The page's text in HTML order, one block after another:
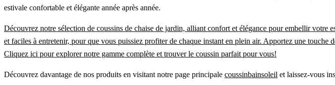
estivale confortable et élégante année après année.
Découvrez notre sélection de coussins de chaise de jardin, alliant confort et élégance pour embellir votre
et faciles à entretenir, pour que vous puissiez profiter de chaque instant en plein air. Apportez une
Cliquez ici pour explorer notre gamme complète et trouver le coussin parfait pour vous!
Découvrez davantage de nos produits en visitant notre page principale coussinbainsoleil et laissez-vous